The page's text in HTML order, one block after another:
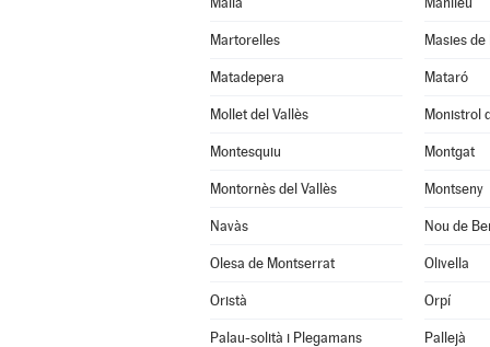
Martorelles Masies de
Matadepera Mataró
Mollet del Vallès Monistrol
Montesquiu Montgat
Montornès del Vallès Montseny
Navàs Nou de
Olesa de Montserrat Olivella
Oristà Orpí
Palau-solità i Plegamans Pallejà